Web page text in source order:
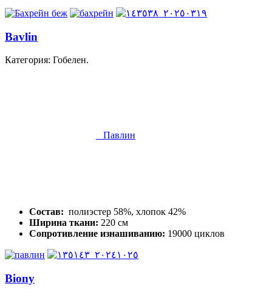
Bavlin
Категория: Гобелен.
Павлин
Состав: полиэстер 58%, хлопок 42%
Ширина ткани: 220 см
Сопротивление изнашиванию: 19000 циклов
Biony